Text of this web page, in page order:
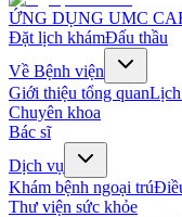
ỨNG DỤNG UMC
Đặt lịch khámĐấu thầu
Về Bệnh viện
Giới thiệu tổng quan
Chuyên khoa
Bác sĩ
Dịch vụ
Khám bệnh ngoại trú
Thư viện sức khỏe